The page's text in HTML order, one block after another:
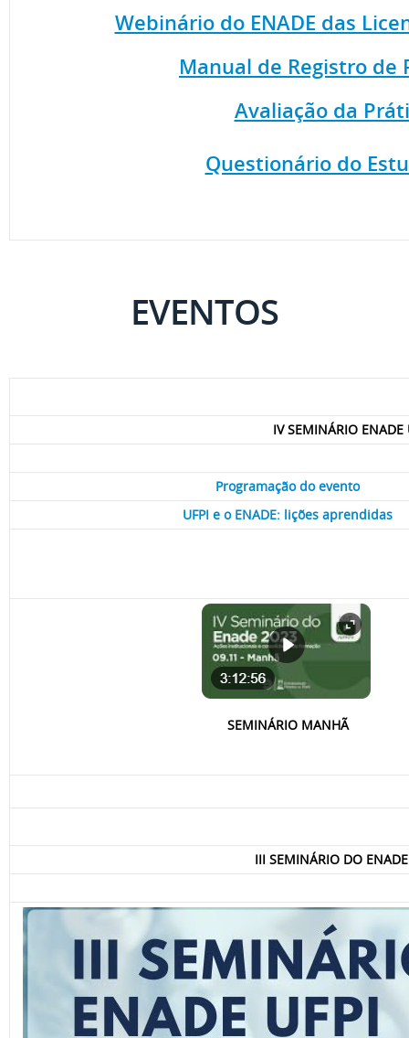
Webinário do ENADE das
Manual de Registro de
Avaliação da
Questionário do
EVENTOS
IV SEMINÁRIO
Programação do evento
UFPI e o ENADE: lições aprendidas
SEMINÁRIO MANHÃ
III SEMINÁRIO DO